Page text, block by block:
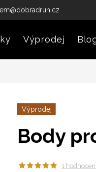
Výprodej
Výprodej
Body
1